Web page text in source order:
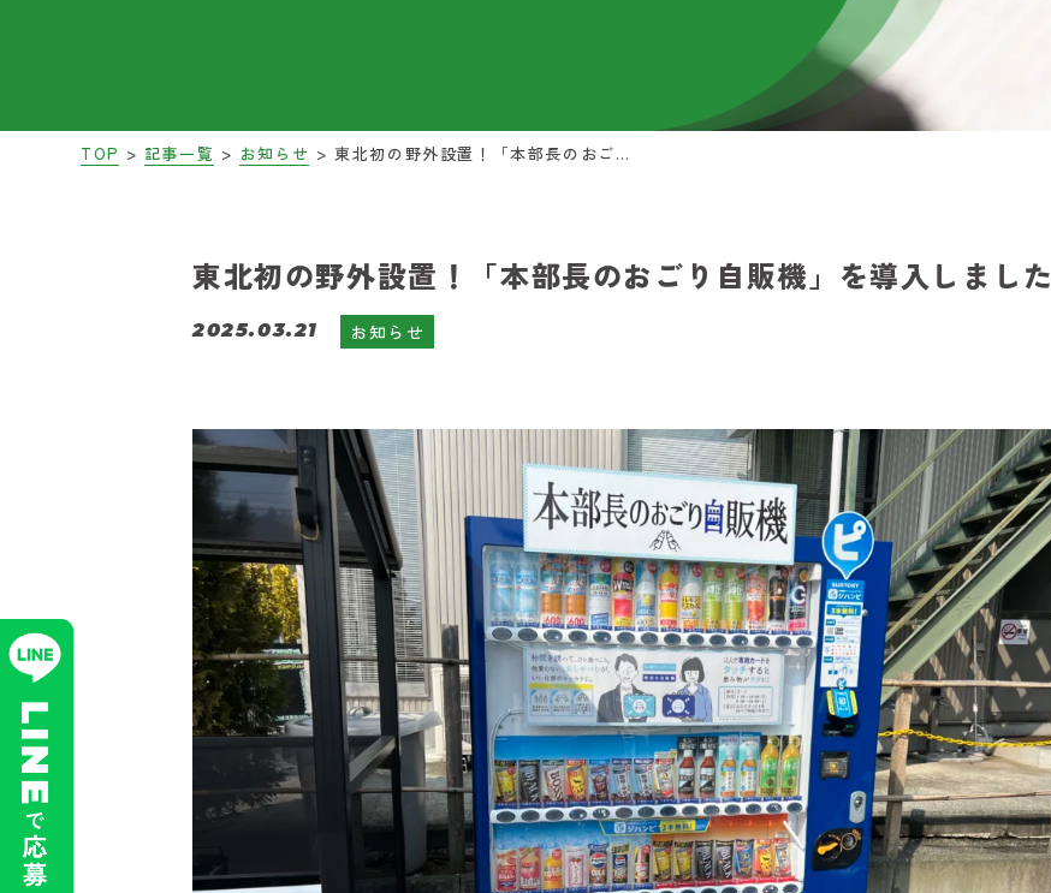
TOP > 記事一覧 > お知らせ > 東北初の野外設置！「本部長のおごり自販機」を導入しました
東北初の野外設置！「本部長のおごり自販機」を導入しました
2025.03.21 お知らせ